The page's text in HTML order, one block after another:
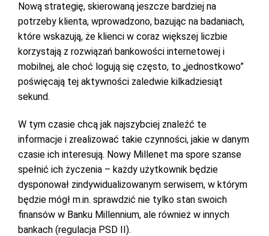
Nową strategię, skierowaną jeszcze bardziej na
potrzeby klienta, wprowadzono, bazując na badaniach,
które wskazują, że klienci w coraz większej liczbie
korzystają z rozwiązań bankowości internetowej i
mobilnej, ale choć logują się często, to „jednostkowo”
poświęcają tej aktywności zaledwie kilkadziesiąt
sekund.
W tym czasie chcą jak najszybciej znaleźć te
informacje i zrealizować takie czynności, jakie w danym
czasie ich interesują. Nowy Millenet ma spore szanse
spełnić ich życzenia – każdy użytkownik będzie
dysponował zindywidualizowanym serwisem, w którym
będzie mógł m.in. sprawdzić nie tylko stan swoich
finansów w Banku Millennium, ale również w innych
bankach (regulacja PSD II).